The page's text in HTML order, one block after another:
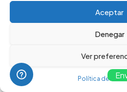
Aceptar
Denegar
Ver
Política de
tu negocio, visita
https://
descubre cómo
proteger tus